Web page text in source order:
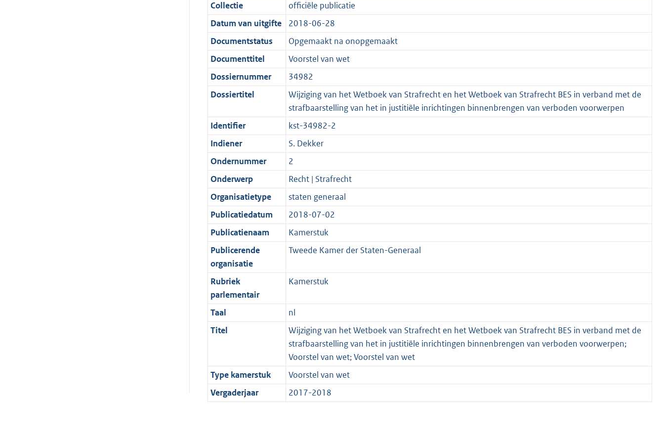
i
e
i
n
f
o
r
a
a
t
3
9
K
b
t
i
e
i
n
f
o
m
a
a
t
:
7
K
b
a
t
i
e
i
n
f
r
m
a
a
t
e
:
6
K
b
c
a
t
i
e
i
n
o
r
m
a
a
t
t
e
:
4
K
b
d
s
g
r
o
t
t
e
:
2
b
n
d
s
g
r
o
t
t
e
K
b
Collectie
officiële publicatie
Datum van uitgifte
2018-06-28
Documentstatus
Opgemaakt na onopgemaakt
Documenttitel
Voorstel van wet
Dossiernummer
34982
Dossiertitel
Wijziging van het Wetboek van Strafrecht en het Wetboek van Strafrecht BES in verband met de
strafbaarstelling van het in justitiële inrichtingen binnenbrengen van verboden voorwerpen
Identifier
kst-34982-2
Indiener
S. Dekker
Ondernummer
2
Onderwerp
Recht | Strafrecht
Organisatietype
staten generaal
Publicatiedatum
2018-07-02
Publicatienaam
Kamerstuk
Publicerende
organisatie
Tweede Kamer der Staten-Generaal
Rubriek
parlementair
Kamerstuk
Taal
nl
Titel
Wijziging van het Wetboek van Strafrecht en het Wetboek van Strafrecht BES in verband met de
strafbaarstelling van het in justitiële inrichtingen binnenbrengen van verboden voorwerpen;
Voorstel van wet; Voorstel van wet
Type kamerstuk
Voorstel van wet
Vergaderjaar
2017-2018